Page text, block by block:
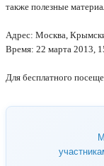
также полезные
Адрес: Москва,
Время: 22 марта 2013,
Для бесплатного